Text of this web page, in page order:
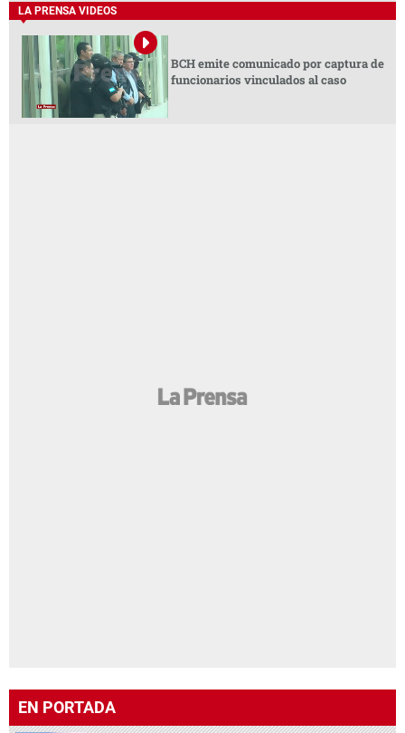
LA PRENSA VIDEOS
BCH emite comunicado por captura de
funcionarios vinculados al caso
EN PORTADA